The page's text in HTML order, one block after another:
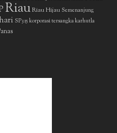
RiauRiau Hijau Semenanjung
SP3 15 korporasi tersangka karhutla